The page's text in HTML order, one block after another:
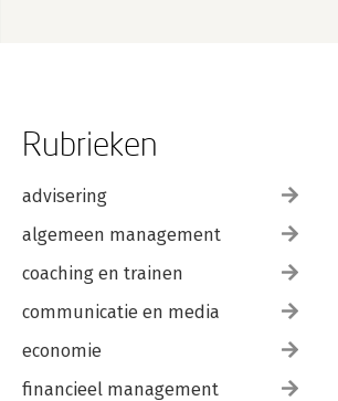
Rubrieken
advisering
algemeen management
coaching en trainen
communicatie en media
economie
financieel management